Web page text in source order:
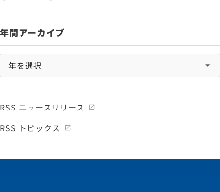
年間アーカイブ
RSS ニュースリリース
RSS トピックス